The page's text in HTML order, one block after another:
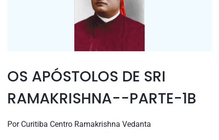
OS APÓSTOLOS DE SRI
RAMAKRISHNA--PARTE-1B
Por Curitiba Centro Ramakrishna Vedanta